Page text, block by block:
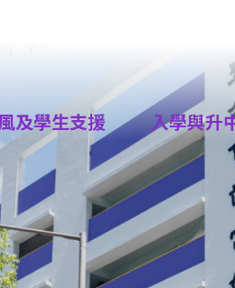
及學生支援 入學與升